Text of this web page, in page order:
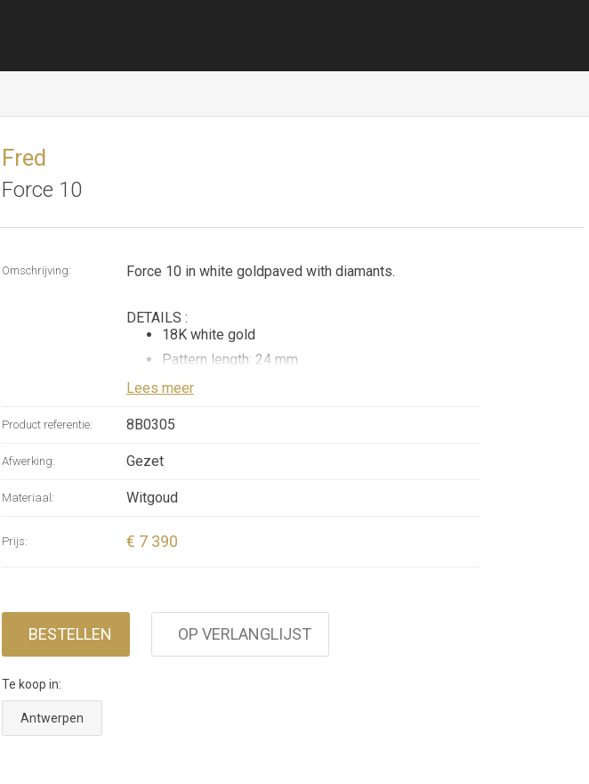
Fred
Force 10
Omschrijving: Force 10 in white goldpaved with diamants.
DETAILS :
18K white gold
Pattern length: 24 mm
60 brilliant cut white diamonds : 0.61 carat*/ GVS
provided for reference purposes only.
Lees meer
Product referentie: 8B0305
Afwerking: Gezet
Materiaal: Witgoud
Prijs: € 7 390
BESTELLEN OP VERLANGLIJST
Te koop in:
Antwerpen